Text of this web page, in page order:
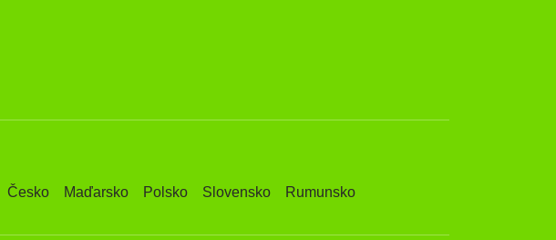
Česko Maďarsko Polsko Slovensko Rumunsko